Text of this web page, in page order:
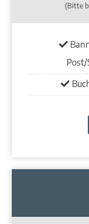
(Bitte
Post/